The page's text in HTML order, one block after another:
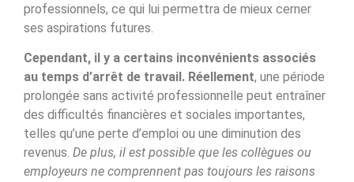
professionnels, ce qui lui permettra de mieux cerner
ses aspirations futures.
Cependant, il y a certains inconvénients associés
au temps d’arrêt de travail. Réellement, une période
prolongée sans activité professionnelle peut entraîner
des difficultés financières et sociales importantes,
telles qu’une perte d’emploi ou une diminution des
revenus. De plus, il est possible que les collègues ou
employeurs ne comprennent pas toujours les raisons